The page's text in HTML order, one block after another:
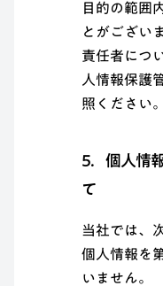
目的の範囲
とがござい
責任者につ
人情報保護
照ください。
5．個人情
て
当社では、
個人情報を
いません。